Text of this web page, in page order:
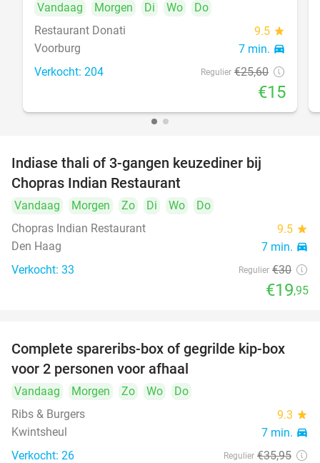
Vandaag Morgen Di Wo
Do
Restaurant Donati
9.5 star
Voorburg 7 min. directions_car
Verkocht: 204 Regulier €25,60
€15
Indiase thali of 3-gangen keuzediner bij
Chopras Indian Restaurant
Vandaag Morgen Zo Di Wo
Do
Chopras Indian Restaurant
9.5 star
Den Haag 7 min. directions_car
Verkocht: 33 Regulier €30
€19,95
37%
Complete spareribs-box of gegrilde kip-box
voor 2 personen voor afhaal
Vandaag Morgen Zo Wo
Do
Ribs & Burgers
9.3 star
Kwintsheul 7 min. directions_car
Verkocht: 26 Regulier €35,95